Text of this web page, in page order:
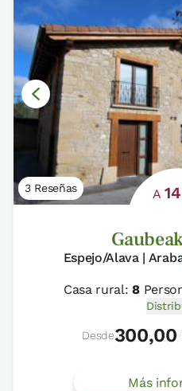
3 Reseñas A 14
Espejo/Alava |
Casa rural:8
Desde
Más